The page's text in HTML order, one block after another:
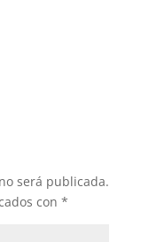
será publicada.
con *